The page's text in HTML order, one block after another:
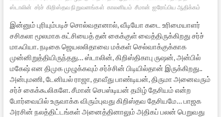
ஸ்டாலின் சர்ச் கிறிஸ்தவ நிறுவனங்கள் காலனியம் சீமான் ஐரோப்பிய ஆதிக்கம்
இன்னும் புரியும்படிச் சொல்வதானால், வீடியோ கடை உரிமையாளர்
சசிகலா மூலமாக கட்சியைத் தன் கைக்குள் வைத்திருக்கிறது சர்ச்
மாஃபியா. நடிகை ஜெயலலிதாவை மக்கள் செல்வாக்குக்காக
முன்னிறுத்தியிருந்தது… ஸ்டாலின், கிறிஸ்திகாபு ருஷன், அன்பில்
மகேஷ் என திமுக முழுக்கவும் சர்ச்சின் பிடியில்தான் இருக்கிறது..
அன்புமணி, டேனியல் ராஜா, தாவீது பாண்டியன், திருமா அனைவரும்
சர்ச் கைக்கூலிகளே. சீமான் செபஸ்டியன் தமிழ் தேசியம் என்ற
போர்வையில் உருவாக்க விரும்புவது கிறிஸ்தவ தேசியமே… பாஜக
அரசின் நலத்திட்டங்கள் அனைத்தினாலும் அதிகப் பலன் பெறுவது